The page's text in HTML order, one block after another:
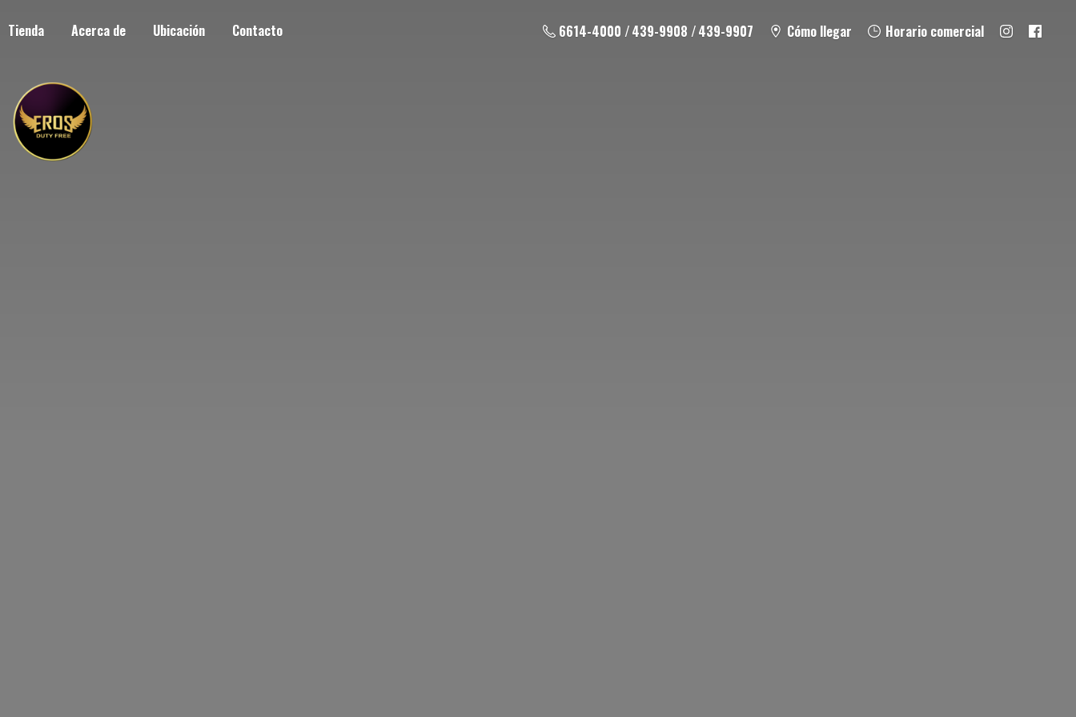
Tienda Acerca de Ubicación Contacto 6614-4000 / 439-9908 / 439-9907 Cómo llegar Horario comercial